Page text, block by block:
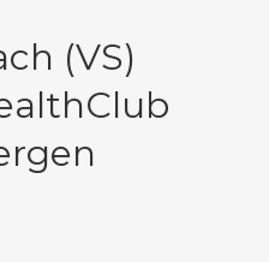
(VS)